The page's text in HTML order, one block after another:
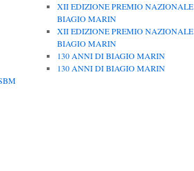
XII EDIZIONE PREMIO NAZIONALE
BIAGIO MARIN
XII EDIZIONE PREMIO NAZIONALE
BIAGIO MARIN
130 ANNI DI BIAGIO MARIN
130 ANNI DI BIAGIO MARIN